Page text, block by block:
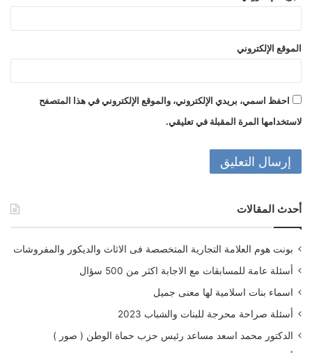
الموقع الإلكتروني
احفظ اسمي، بريدي الإلكتروني، والموقع الإلكتروني في هذا المتصفح
لاستخدامها المرة المقبلة في تعليقي.
أحدث المقالات
بونت هوم العلامة التجارية المتخصصة فى الاثاث والديكور والمفروشات
أسئلة عامة للمسابقات مع الاجابة اكثر من 500 سؤال
اسماء بنات اسلامية لها معنى جميل
أسئلة صراحة محرجة للبنات والشباب 2023
الدكتور محمد اسعد مساعد رئيس حزب حماة الوطن ( صور )